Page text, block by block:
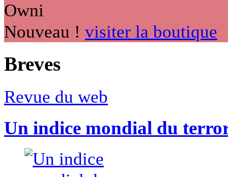
Nouveau ! visiter la boutique
Breves
Revue du web
Un indice mondial du